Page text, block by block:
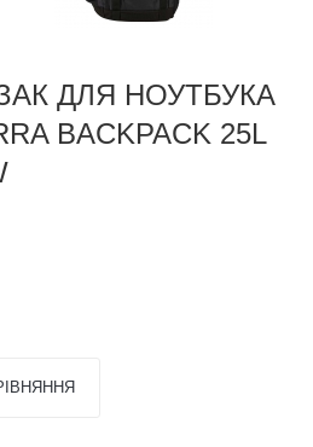
ДЛЯ НОУТБУКА
BACKPACK 25L